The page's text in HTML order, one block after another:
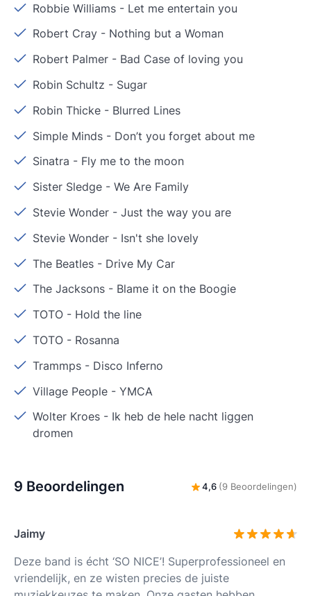
Robbie Williams - Let me entertain you
Robert Cray - Nothing but a Woman
Robert Palmer - Bad Case of loving you
Robin Schultz - Sugar
Robin Thicke - Blurred Lines
Simple Minds - Don’t you forget about me
Sinatra - Fly me to the moon
Sister Sledge -We Are Family
Stevie Wonder -Just the way you are
Stevie Wonder - Isn't she lovely
The Beatles - Drive My Car
The Jacksons - Blame it on the Boogie
TOTO - Hold the line
TOTO - Rosanna
Trammps - Disco Inferno
Village People -YMCA
Wolter Kroes - Ik heb de hele nacht liggen
dromen
9 Beoordelingen 4,6 (9 Beoordelingen)
Jaimy
Deze band is écht ‘SO NICE’! Superprofessioneel en
vriendelijk, en ze wisten precies de juiste